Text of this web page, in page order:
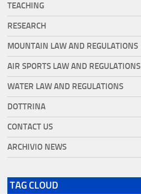
TEACHING
RESEARCH
MOUNTAIN LAW AND REGULATIONS
AIR SPORTS LAW AND REGULATIONS
WATER LAW AND REGULATIONS
DOTTRINA
CONTACT US
ARCHIVIO NEWS
TAG CLOUD